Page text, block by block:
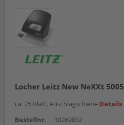
Locher Leitz New NeXXt 5005
ca. 25 Blatt, Anschlagschiene Details
Bestellnr.
10269852